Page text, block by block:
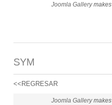
Joomla Gallerymakes
SYM
<<REGRESAR
Joomla Gallerymakes